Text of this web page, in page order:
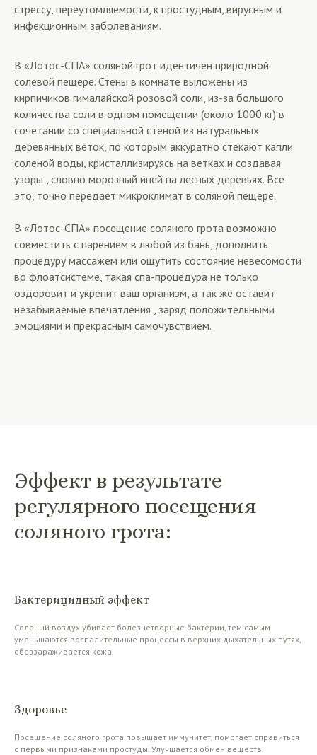
стрессу, переутомляемости, к простудным, вирусным и
инфекционным заболеваниям.
В «Лотос-СПА» соляной грот идентичен природной
солевой пещере. Стены в комнате выложены из
кирпичиков гималайской розовой соли, из-за большого
количества соли в одном помещении (около 1000 кг) в
сочетании со специальной стеной из натуральных
деревянных веток, по которым аккуратно стекают капли
соленой воды, кристаллизируясь на ветках и создавая
узоры , словно морозный иней на лесных деревьях. Все
это, точно передает микроклимат в соляной пещере.
В «Лотос-СПА» посещение соляного грота возможно
совместить с парением в любой из бань, дополнить
процедуру массажем или ощутить состояние невесомости
во флоатсистеме, такая спа-процедура не только
оздоровит и укрепит ваш организм, а так же оставит
незабываемые впечатления , заряд положительными
эмоциями и прекрасным самочувствием.
Эффект в результате
регулярного посещения
соляного грота:
Бактерицидный эффект
Соленый воздух убивает болезнетворные бактерии, тем самым
уменьшаются воспалительные процессы в верхних дыхательных путях,
обеззараживается кожа.
Здоровье
Посещение соляного грота повышает иммунитет, помогает справиться
с первыми признаками простуды. Улучшается обмен веществ.